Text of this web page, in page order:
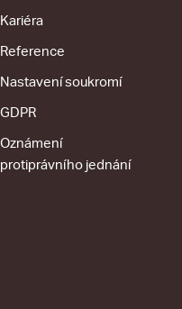
Kariéra
Reference
Nastavení soukromí
GDPR
Oznámení
protiprávního jednání